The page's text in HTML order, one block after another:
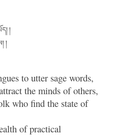
།
།
to utter sage words,
the minds of others,
who find the state of
of practical